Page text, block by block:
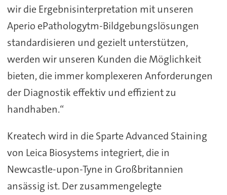
wir die Ergebnisinterpretation mit unseren
Aperio ePathologytm-Bildgebungslösungen
standardisieren und gezielt unterstützen,
werden wir unseren Kunden die Möglichkeit
bieten, die immer komplexeren Anforderungen
der Diagnostik effektiv und effizient zu
handhaben.“
Kreatech wird in die Sparte Advanced Staining
von Leica Biosystems integriert, die in
Newcastle-upon-Tyne in Großbritannien
ansässig ist. Der zusammengelegte